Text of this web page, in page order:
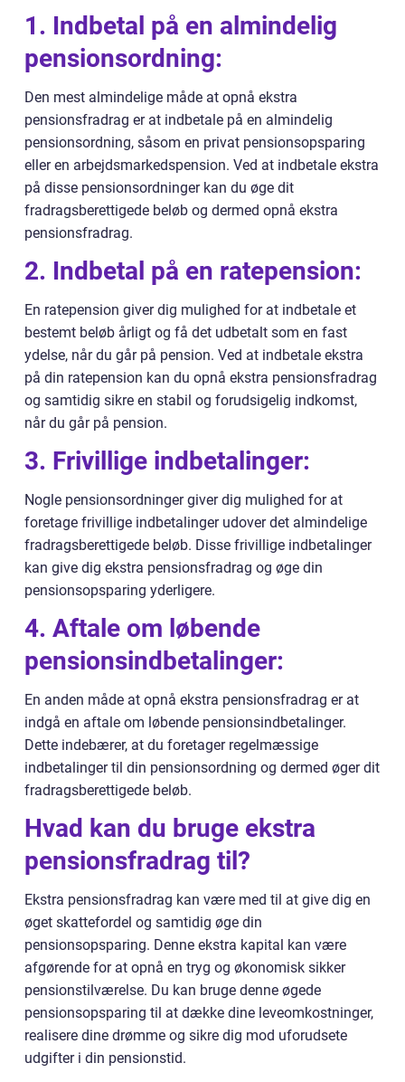
1. Indbetal på en almindelig
pensionsordning:
Den mest almindelige måde at opnå ekstra
pensionsfradrag er at indbetale på en almindelig
pensionsordning, såsom en privat pensionsopsparing
eller en arbejdsmarkedspension. Ved at indbetale ekstra
på disse pensionsordninger kan du øge dit
fradragsberettigede beløb og dermed opnå ekstra
pensionsfradrag.
2. Indbetal på en ratepension:
En ratepension giver dig mulighed for at indbetale et
bestemt beløb årligt og få det udbetalt som en fast
ydelse, når du går på pension. Ved at indbetale ekstra
på din ratepension kan du opnå ekstra pensionsfradrag
og samtidig sikre en stabil og forudsigelig indkomst,
når du går på pension.
3. Frivillige indbetalinger:
Nogle pensionsordninger giver dig mulighed for at
foretage frivillige indbetalinger udover det almindelige
fradragsberettigede beløb. Disse frivillige indbetalinger
kan give dig ekstra pensionsfradrag og øge din
pensionsopsparing yderligere.
4. Aftale om løbende
pensionsindbetalinger:
En anden måde at opnå ekstra pensionsfradrag er at
indgå en aftale om løbende pensionsindbetalinger.
Dette indebærer, at du foretager regelmæssige
indbetalinger til din pensionsordning og dermed øger dit
fradragsberettigede beløb.
Hvad kan du bruge ekstra
pensionsfradrag til?
Ekstra pensionsfradrag kan være med til at give dig en
øget skattefordel og samtidig øge din
pensionsopsparing. Denne ekstra kapital kan være
afgørende for at opnå en tryg og økonomisk sikker
pensionstilværelse. Du kan bruge denne øgede
pensionsopsparing til at dække dine leveomkostninger,
realisere dine drømme og sikre dig mod uforudsete
udgifter i din pensionstid.